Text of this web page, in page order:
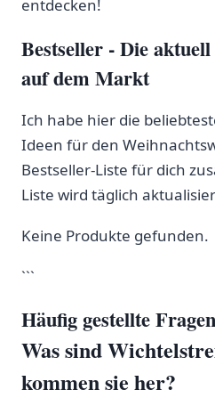
entdecken!
Bestseller - Die
auf dem Markt
Ich habe⁤ hier die
Ideen‌ für den
Bestseller-Liste für dich
Liste wird täglich
Keine Produkte gefunden.
```
Häufig gestellte Fragen
Was sind
kommen sie her?